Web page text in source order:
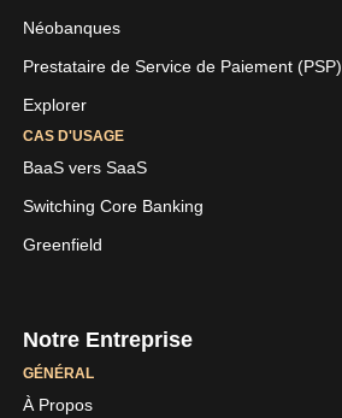
Néobanques
Prestataire de Service de Paiement (PSP)
Explorer
CAS D'USAGE
BaaS vers SaaS
Switching Core Banking
Greenfield
Notre Entreprise
GÉNÉRAL
À Propos